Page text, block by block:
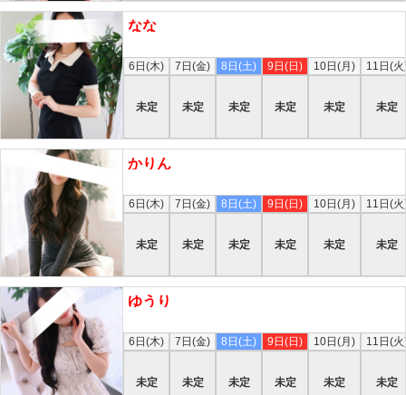
なな
6日(木)
未定
7日(金)
未定
8日(土)
未定
9日(日)
未定
10日(月)
未定
11日(
未定
かりん
6日(木)
未定
7日(金)
未定
8日(土)
未定
9日(日)
未定
10日(月)
未定
11日(
未定
ゆうり
6日(木)
未定
7日(金)
未定
8日(土)
未定
9日(日)
未定
10日(月)
未定
11日(
未定